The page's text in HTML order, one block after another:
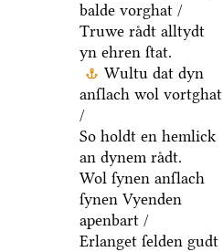
balde vorghat /
Truwe raͤdt alltydt
yn ehren ſtat.
Wultu dat dyn
anſlach wol vortghat
/
So holdt en hemlick
an dynem raͤdt.
Wol ſynen anſlach
ſynen Vyenden
apenbart /
Erlanget ſelden gudt